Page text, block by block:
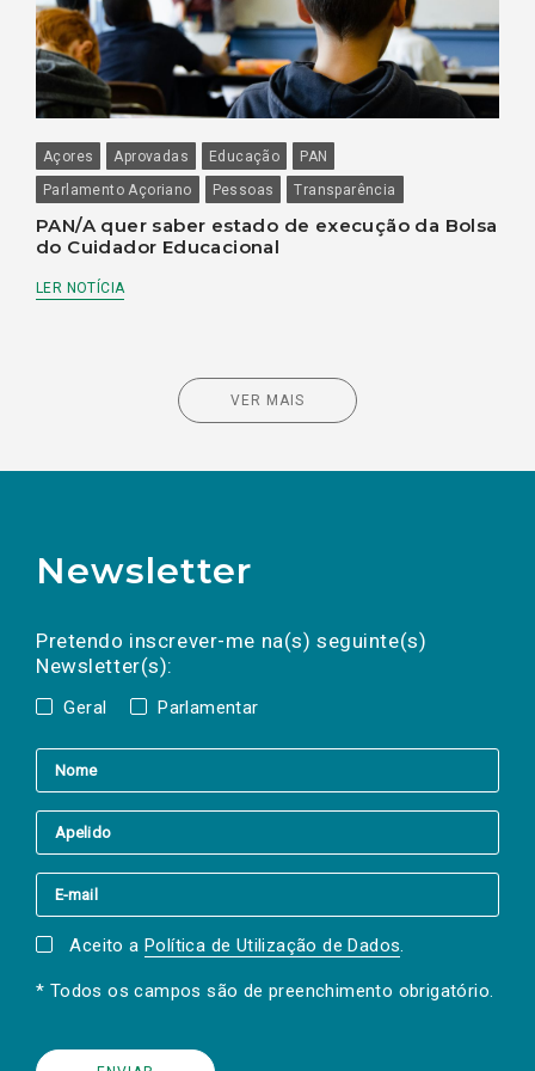
Açores Aprovadas Educação
PAN
Parlamento Açoriano
Pessoas Transparência
PAN/A quer saber estado de execução da Bolsa
do Cuidador Educacional
LER NOTÍCIA
VER MAIS
Newsletter
Pretendo inscrever-me na(s) seguinte(s)
Newsletter(s):
Geral Parlamentar
a(s) newsletter(s).
mail
Aceito a Política de Utilização de Dados.
* Todos os campos são de preenchimento obrigatório.